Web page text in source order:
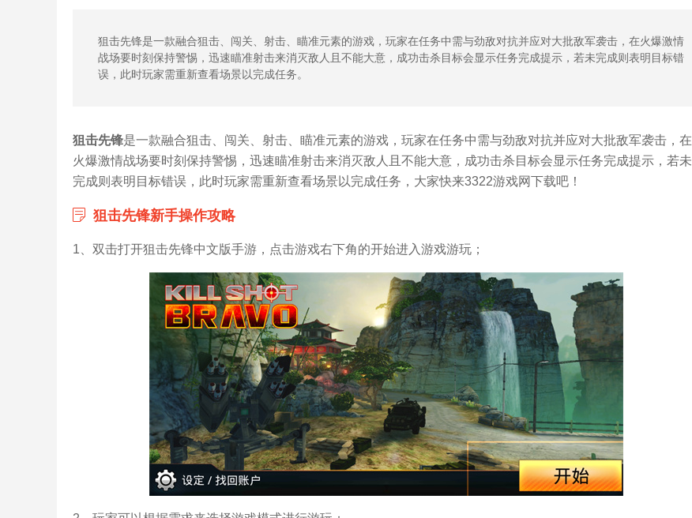
狙击先锋是一款融合狙击、闯关、射击、瞄准元素的游戏，玩家在任务中需与劲敌对抗并应对大批敌军袭击，在火爆激情
战场要时刻保持警惕，迅速瞄准射击来消灭敌人且不能大意，成功击杀目标会显示任务完成提示，若未完成则表明目标错
误，此时玩家需重新查看场景以完成任务。
狙击先锋是一款融合狙击、闯关、射击、瞄准元素的游戏，玩家在任务中需与劲敌对抗并应对大批敌军袭击，在
火爆激情战场要时刻保持警惕，迅速瞄准射击来消灭敌人且不能大意，成功击杀目标会显示任务完成提示，若未
完成则表明目标错误，此时玩家需重新查看场景以完成任务，大家快来3322游戏网下载吧！
狙击先锋新手操作攻略
1、双击打开狙击先锋中文版手游，点击游戏右下角的开始进入游戏游玩；